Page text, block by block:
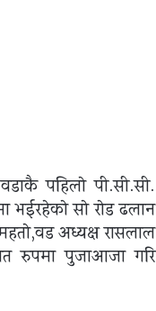
पहिलाे पी.सी.सी.
साे राेड ढलान
अध्यक्ष रासलाल
रुपमा पुजाआजा गरि